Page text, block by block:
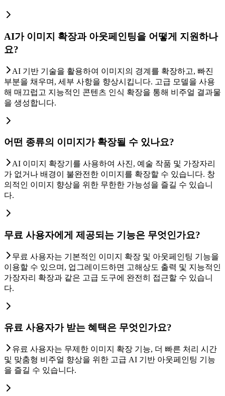
AI가 이미지 확장과 아웃페인팅을 어떻게 지원하나
요?
AI 기반 기술을 활용하여 이미지의 경계를 확장하고, 빠진
부분을 채우며, 세부 사항을 향상시킵니다. 고급 모델을 사용
해 매끄럽고 지능적인 콘텐츠 인식 확장을 통해 비주얼 결과물
을 생성합니다.
어떤 종류의 이미지가 확장될 수 있나요?
AI 이미지 확장기를 사용하여 사진, 예술 작품 및 가장자리
가 없거나 배경이 불완전한 이미지를 확장할 수 있습니다. 창
의적인 이미지 향상을 위한 무한한 가능성을 즐길 수 있습니
다.
무료 사용자에게 제공되는 기능은 무엇인가요?
무료 사용자는 기본적인 이미지 확장 및 아웃페인팅 기능을
이용할 수 있으며, 업그레이드하면 고해상도 출력 및 지능적인
가장자리 확장과 같은 고급 도구에 완전히 접근할 수 있습니
다.
유료 사용자가 받는 혜택은 무엇인가요?
유료 사용자는 무제한 이미지 확장 기능, 더 빠른 처리 시간
및 맞춤형 비주얼 향상을 위한 고급 AI 기반 아웃페인팅 기능
을 즐길 수 있습니다.